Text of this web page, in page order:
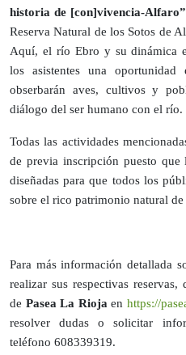
historia de [con]vivencia-
Reserva Natural de los Sotos de
Aquí, el río Ebro y su dinámica
los asistentes una oportunidad
obserbarán aves, cultivos y
diálogo del ser humano con el río.
Todas las actividades
de previa inscripción puesto que
diseñadas para que todos los
sobre el rico patrimonio natural
Para más información detallada
realizar sus respectivas
de Pasea La Rioja en https://
resolver dudas o solicitar
teléfono 608339319.